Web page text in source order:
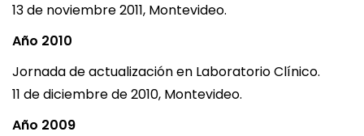
13 de noviembre 2011, Montevideo.
Año 2010
Jornada de actualización en Laboratorio Clínico.
11 de diciembre de 2010, Montevideo.
Año 2009